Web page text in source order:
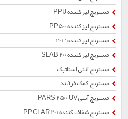
مستربچ لیزکننده PPU
مستربچ لیزکننده PP500
مستربچ لیزکننده 2012
مستربچ لیزکننده SLAB 200
مستربچ آنتی استاتیک
مستربچ کمک فرآیند
مستربچ آنتیPARS 2500 UV
مستربچ شفاف کننده PP CLAR 201